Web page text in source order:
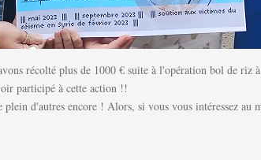
récolté plus de 1000 € suite à l'opération bol de
participé à cette action !!
d'autres encore ! Alors, si vous vous intéressez